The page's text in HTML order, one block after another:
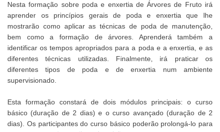
Nesta formação sobre poda e enxertia de Árvores de Fruto irá
aprender os princípios gerais de poda e enxertia que lhe
mostrarão como aplicar as técnicas de poda de manutenção,
bem como a formação de árvores. Aprenderá também a
identificar os tempos apropriados para a poda e a enxertia, e as
diferentes técnicas utilizadas. Finalmente, irá praticar os
diferentes tipos de poda e de enxertia num ambiente
supervisionado.
Esta formação constará de dois módulos principais: o curso
básico (duração de 2 dias) e o curso avançado (duração de 2
dias). Os participantes do curso básico poderão prolongá-lo para